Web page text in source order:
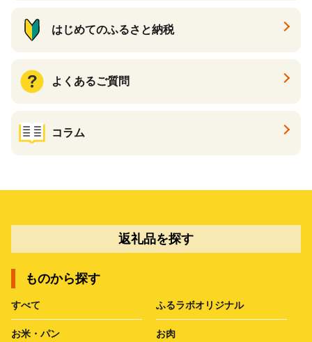
はじめてのふるさと納税
よくあるご質問
コラム
返礼品を探す
ものから探す
すべて ふるラボオリジナル
お米・パン お肉